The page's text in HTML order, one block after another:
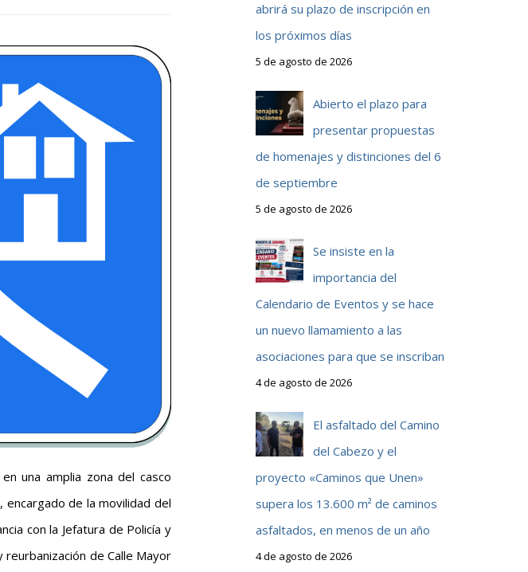
una amplia zona del casco
encargado de la movilidad del
con la Jefatura de Policía y
reurbanización de Calle Mayor
abrirá su plazo de inscripción en
los próximos días
5 de agosto de 2026
Abierto el plazo para
presentar propuestas
de homenajes y distinciones del 6
de septiembre
5 de agosto de 2026
Se insiste en la
importancia del
Calendario de Eventos y se hace
un nuevo llamamiento a las
asociaciones para que se inscriban
4 de agosto de 2026
El asfaltado del Camino
del Cabezo y el
proyecto «Caminos que Unen»
supera los 13.600 m² de caminos
asfaltados, en menos de un año
4 de agosto de 2026